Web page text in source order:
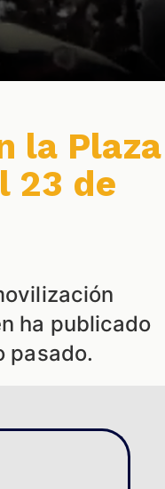
la Plaza
23 de
ha publicado
pasado.